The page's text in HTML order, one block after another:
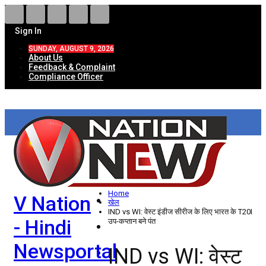
Sign In
SUNDAY, AUGUST 9, 2026
About Us
Feedback & Complaint
Compliance Officer
V Nation
- Hindi
Newsportal
HOME
ताज़ा खबरें
देश
विदेश
राज्य
उत्तर प्रदेश
Home
खेल
IND vs WI: वेस्ट इंडीज सीरीज के लिए भारत के T20I
उप-कप्तान बने पंत
IND vs WI: वेस्ट